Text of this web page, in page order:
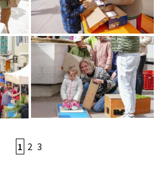
1 2 3